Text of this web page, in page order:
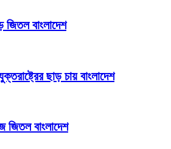
বাংলাদেশ
ছাড় চায় বাংলাদেশ
জিতল বাংলাদেশ